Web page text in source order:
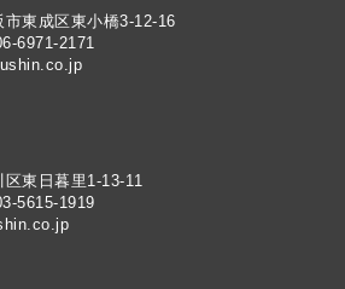
東成区東小橋3-12-16
6971-2171
東日暮里1-13-11
5615-1919